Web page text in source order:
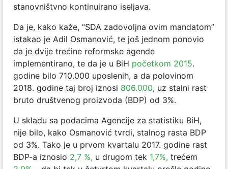
stanovništvno kontinuirano iseljava.
Da je, kako kaže, “SDA zadovoljna ovim mandatom”
istakao je Adil Osmanović, te još jednom ponovio
da je dvije trećine reformske agende
implementirano, te da je u BiH početkom 2015.
godine bilo 710.000 uposlenih, a da polovinom
2018. godine taj broj iznosi 806.000, uz stalni rast
bruto društvenog proizvoda (BDP) od 3%.
U skladu sa podacima Agencije za statistiku BiH,
nije bilo, kako Osmanović tvrdi, stalnog rasta BDP
od 3%. Tako je u prvom kvartalu 2017. godine rast
BDP-a iznosio 2,7 %, u drugom tek 1,7%, trećem